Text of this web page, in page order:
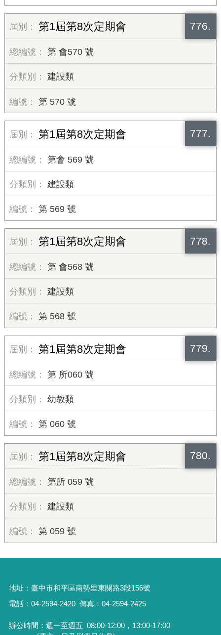
776.
第1屆第8次定期會
第 會570 號
建設類
第 570 號
777.
第1屆第8次定期會
第會 569 號
建設類
第 569 號
778.
第1屆第8次定期會
第 會568 號
建設類
第 568 號
779.
第1屆第8次定期會
第 所060 號
幼教類
第 060 號
780.
第1屆第8次定期會
第所 059 號
建設類
第 059 號
地址： 臺中市和平區南勢里東關路3段156號
電話：04-2594-2420 傳真：04-2594-2425
辦公時間：週一至週五 08:00-12:00，13:00-17:00